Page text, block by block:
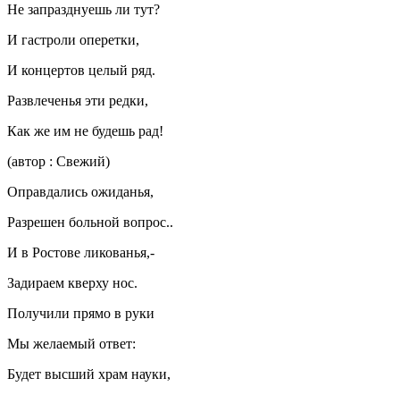
Не запразднуешь ли тут?
И гастроли оперетки,
И концертов целый ряд.
Развлеченья эти редки,
Как же им не будешь рад!
(автор : Свежий)
Оправдались ожиданья,
Разрешен больной вопрос..
И в Ростове ликованья,-
Задираем кверху нос.
Получили прямо в руки
Мы желаемый ответ:
Будет высший храм науки,